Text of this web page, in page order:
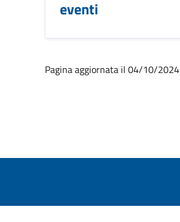
eventi
Pagina aggiornata il 04/10/2024